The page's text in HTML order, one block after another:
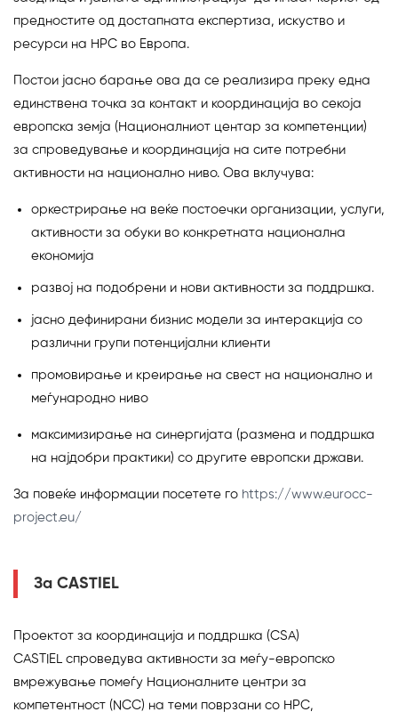
предностите од достапната експертиза, искуство и
ресурси на HPC во Европа.
Постои јасно барање ова да се реализира преку една
единствена точка за контакт и координација во секоја
европска земја (Националниот центар за компетенции)
за спроведување и координација на сите потребни
активности на национално ниво. Ова вклучува:
оркестрирање на веќе постоечки организации, услуги,
активности за обуки во конкретната национална
економија
развој на подобрени и нови активности за поддршка.
јасно дефинирани бизнис модели за интеракција со
различни групи потенцијални клиенти
промовирање и креирање на свест на национално и
меѓународно ниво
максимизирање на синергијата (размена и поддршка
на најдобри практики) со другите европски држави.
За повеќе информации посетете го https://www.eurocc-
project.eu/
За CASTIEL
Проектот за координација и поддршка (CSA)
CASTIEL спроведува активности за меѓу-европско
вмрежување помеѓу Националните центри за
компетентност (NCC) на теми поврзани со HPC,